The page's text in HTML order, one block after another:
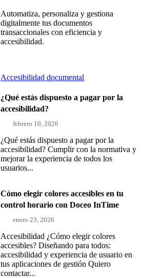
Automatiza, personaliza y gestiona
digitalmente tus documentos
transaccionales con eficiencia y
accesibilidad.
Accesibilidad documental
¿Qué estás dispuesto a pagar por la
accesibilidad?
febrero 10, 2026
¿Qué estás dispuesto a pagar por la
accesibilidad? Cumplir con la normativa y
mejorar la experiencia de todos los
usuarios...
Cómo elegir colores accesibles en tu
control horario con Doceo InTime
enero 23, 2026
Accesibilidad ¿Cómo elegir colores
accesibles? Diseñando para todos:
accesibilidad y experiencia de usuario en
tus aplicaciones de gestión Quiero
contactar...